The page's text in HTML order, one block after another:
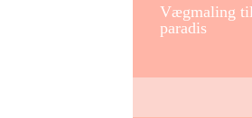
Vægmaling
paradis